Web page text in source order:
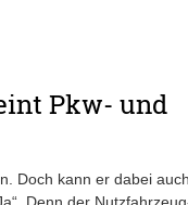
Pkw- und
Doch kann er dabei